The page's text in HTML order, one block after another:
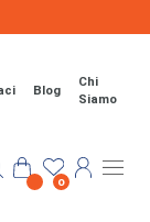
Blog
Chi
Siamo
0